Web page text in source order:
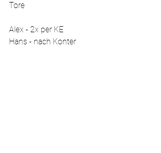
Tore
Alex - 2x per KE
Hans - nach Konter